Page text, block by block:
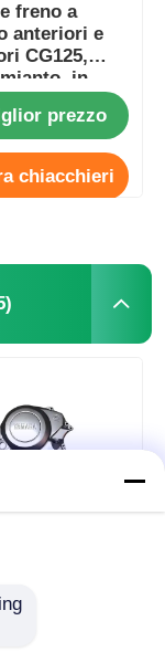
freno a
anteriori e
CG125,
in
/ semi-
prezzo
chiacchieri
lato
Yamaha